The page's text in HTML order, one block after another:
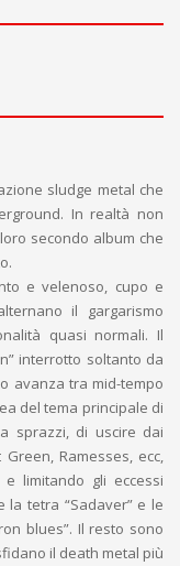
sludge metal che
In realtà non
secondo album che
e velenoso, cupo e
il gargarismo
quasi normali. Il
interrotto soltanto da
avanza tra mid-tempo
del tema principale di
sprazzi, di uscire dai
Ramesses, ecc,
limitando gli eccessi
la tetra “Sadaver” e le
blues”. Il resto sono
il death metal più